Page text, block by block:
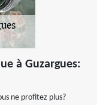
à Guzargues:
ne profitez plus?